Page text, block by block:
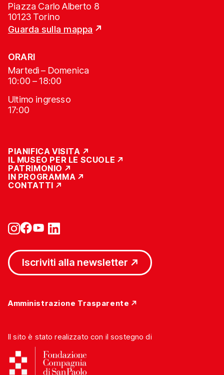
Piazza Carlo Alberto 8
10123 Torino
Guarda sulla mappa
ORARI
Martedì – Domenica
10:00 – 18:00
Ultimo ingresso
17:00
PIANIFICA VISITA
IL MUSEO PER LE SCUOLE
PATRIMONIO
IN PROGRAMMA
CONTATTI
Iscriviti alla newsletter
Amministrazione Trasparente
Il sito è stato realizzato con il sostegno di